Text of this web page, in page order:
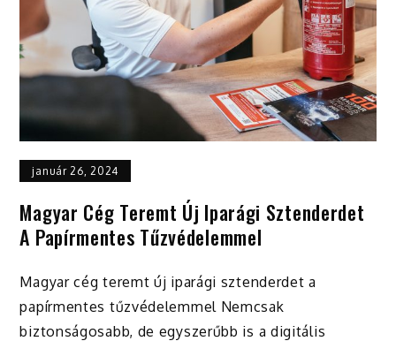
január 26, 2024
Magyar Cég Teremt Új Iparági Sztenderdet
A Papírmentes Tűzvédelemmel
Magyar cég teremt új iparági sztenderdet a
papírmentes tűzvédelemmel Nemcsak
biztonságosabb, de egyszerűbb is a digitális